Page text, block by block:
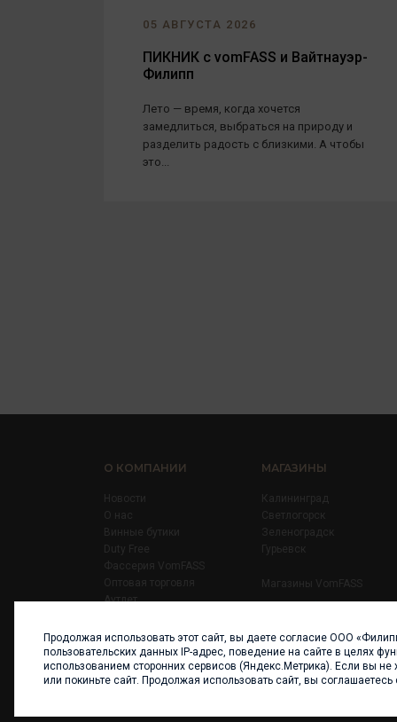
05 АВГУСТА 2026
ПИКНИК с vomFASS и Вайтнауэр-
Филипп
Лето — время, когда хочется
замедлиться, выбраться на природу и
разделить радость с близкими. А чтобы
это...
О КОМПАНИИ
Новости
О нас
Винные бутики
Duty Free
Фассерия VomFASS
Оптовая торговля
Аутлет
Карьера
Контакты
МАГАЗИНЫ
Калининград
Светлогорск
Зеленоградск
Гурьевск
Магазины VomFASS
Продолжая использовать этот сайт, вы даете согласие ООО
пользовательских данных IP-адрес, поведение на сайте в целях
использованием сторонних сервисов (Яндекс.Метрика). Если вы
или покиньте сайт. Продолжая использовать сайт, вы соглашаетесь